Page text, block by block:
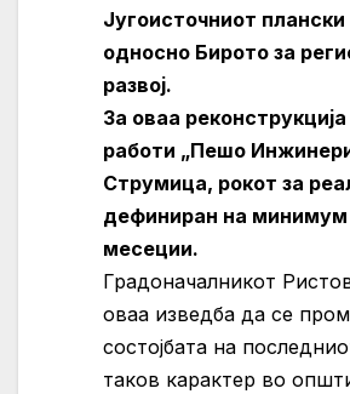
Југоисточниот плански
односно Бирото за
развој.
За оваа реконструкција
работи „Пешо
Струмица, рокот за
дефиниран на
месеции.
Градоначалникот
оваа изведба да се
состојбата на
таков карактер во